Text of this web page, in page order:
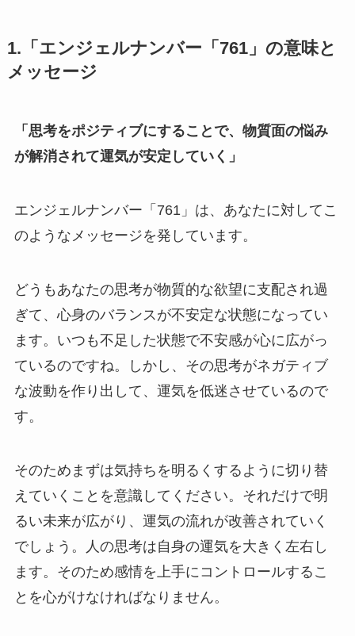
1.「エンジェルナンバー「761」の意味と
メッセージ
「思考をポジティブにすることで、物質面の悩み
が解消されて運気が安定していく」
エンジェルナンバー「761」は、あなたに対してこ
のようなメッセージを発しています。
どうもあなたの思考が物質的な欲望に支配され過
ぎて、心身のバランスが不安定な状態になってい
ます。いつも不足した状態で不安感が心に広がっ
ているのですね。しかし、その思考がネガティブ
な波動を作り出して、運気を低迷させているので
す。
そのためまずは気持ちを明るくするように切り替
えていくことを意識してください。それだけで明
るい未来が広がり、運気の流れが改善されていく
でしょう。人の思考は自身の運気を大きく左右し
ます。そのため感情を上手にコントロールするこ
とを心がけなければなりません。